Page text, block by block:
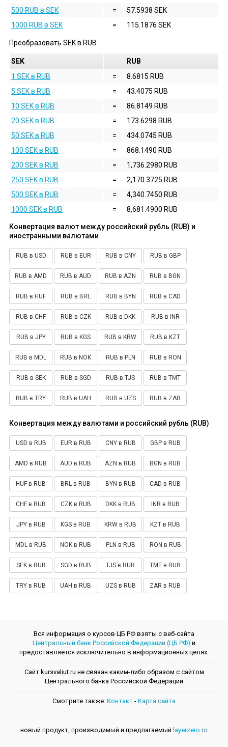
500 RUB в SEK
=
57.5938 SEK
1000 RUB в SEK
= 115.1876 SEK
Преобразовать SEKв RUB
SEK
RUB
1 SEK в RUB
=
8.6815 RUB
5 SEK в RUB
=
43.4075 RUB
10 SEK в RUB
=
86.8149 RUB
20 SEK в RUB
=
173.6298 RUB
50 SEK в RUB
=
434.0745 RUB
100 SEK в RUB
=
868.1490 RUB
200 SEK в RUB
=
1,736.2980 RUB
250 SEK в RUB
=
2,170.3725 RUB
500 SEK в RUB
=
4,340.7450 RUB
1000 SEK в RUB
= 8,681.4900 RUB
Конвертация валют между российский рубль (RUB) и
иностранными валютами
RUB в USD RUB в EUR RUB в CNY RUB в GBP
RUB в AMD RUB в AUD RUB в AZN RUB в BGN
RUB в HUF RUB в BRL RUB в BYN RUB в CAD
RUB в CHF RUB в CZK RUB в DKK RUB в INR
RUB в JPY RUB в KGS RUB в KRW RUB в KZT
RUB в MDL RUB в NOK RUB в PLN RUB в RON
RUB в SEK RUB в SGD RUB в TJS RUB в TMT
RUB в TRY RUB в UAH RUB в UZS RUB в ZAR
Конвертация между валютами и российский рубль (RUB)
USD в RUB EUR в RUB CNY в RUB GBP в RUB
AMD в RUB AUD в RUB AZN в RUB BGN в RUB
HUF в RUB BRL в RUB BYN в RUB CAD в RUB
CHF в RUB CZK в RUB DKK в RUB INR в RUB
JPY в RUB KGS в RUB KRW в RUB KZT в RUB
MDL в RUB NOK в RUB PLN в RUB RON в RUB
SEK в RUB SGD в RUB TJS в RUB TMT в RUB
TRY в RUB UAH в RUB UZS в RUB ZAR в RUB
Вся информация о курсов ЦБ РФ взяты с веб-сайта
Центральный банк Российской Федерации (ЦБ РФ) и
предоставляется исключительно в информационных целях.
Сайт kursvaliut.ru не связан каким-либо образом с сайтом
Центрального банкa Российской Федерации
Смотрите также: Контакт - Kарта сайта
новый продукт, производимый и предлагаемый layerzero.ro